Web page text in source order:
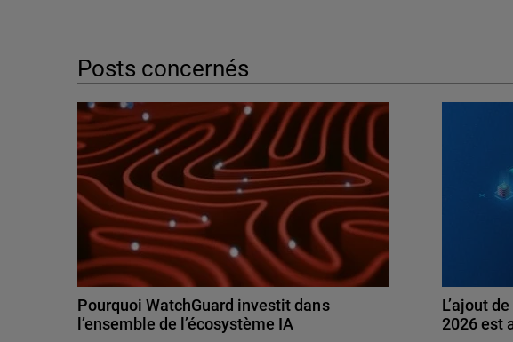
Posts concernés
Pourquoi WatchGuard investit dans
l’ensemble de l’écosystème IA
L’ajout
2026 est